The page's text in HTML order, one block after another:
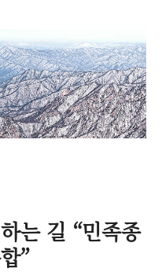
는 길 “민족종
”